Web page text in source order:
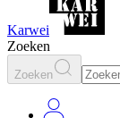
Karwei
Zoeken
Zoeken